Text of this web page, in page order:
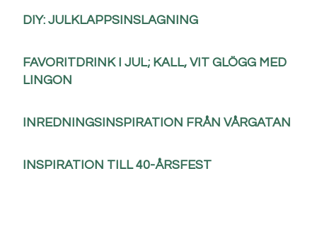
DIY: JULKLAPPSINSLAGNING
FAVORITDRINK I JUL; KALL, VIT GLÖGG MED
LINGON
INREDNINGSINSPIRATION FRÅN VÅRGATAN
INSPIRATION TILL 40-ÅRSFEST